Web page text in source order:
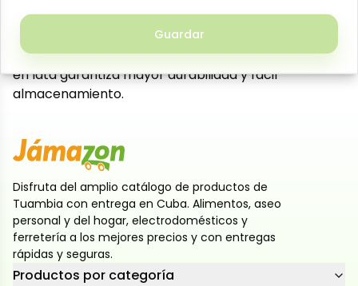
para ensaladas, guarniciones o recetas frías y
calientes, es una opción versátil y nutritiva para
complementar tus comidas diarias. Su presentación
en lata garantiza mayor durabilidad y fácil
almacenamiento.
Disfruta del amplio catálogo de productos de
Tuambia con entrega en Cuba. Alimentos, aseo
personal y del hogar, electrodomésticos y
ferretería a los mejores precios y con entregas
rápidas y seguras.
Productos por categoría
Guardar
Guardar